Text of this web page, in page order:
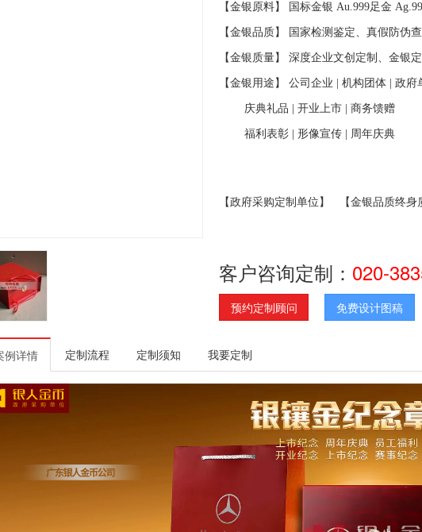
【金银原料】 国标金银 Au.999足金
【金银品质】 国家检测鉴定、真假防伪
【金银质量】 深度企业文创定制、金银
【金银用途】 公司企业 机构团体 政府
庆典礼品 开业上市 商务馈赠
福利表彰 形像宣传 周年庆典
【政府采购定制单位】 【金银品质终身
客户咨询定制： 020-
预约定制顾问 免费设计图稿
例详情 定制流程 定制须知 我要定制